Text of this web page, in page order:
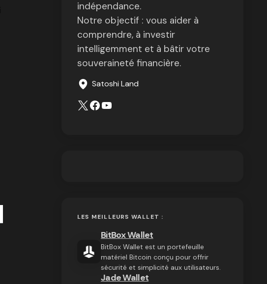
indépendance.
Notre objectif : vous aider à
comprendre, à investir
intelligemment et à bâtir votre
souveraineté financière.
Satoshi Land
LES MEILLEURS WALLET :
BitBox Wallet
BitBox Wallet est un portefeuille
matériel Bitcoin conçu pour offrir
sécurité et simplicité aux utilisateurs.
Jade Wallet